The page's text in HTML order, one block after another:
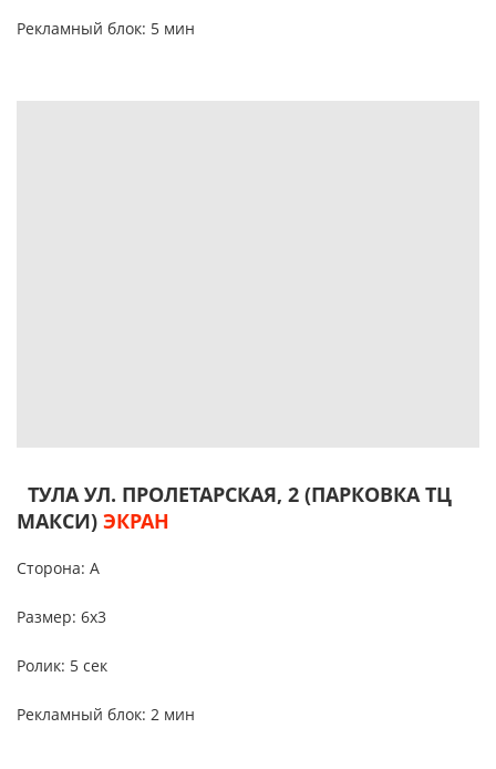
Рекламный блок: 5 мин
ТУЛА УЛ. ПРОЛЕТАРСКАЯ, 2 (ПАРКОВКА ТЦ
МАКСИ) ЭКРАН
Сторона: А
Размер: 6х3
Ролик: 5 сек
Рекламный блок: 2 мин